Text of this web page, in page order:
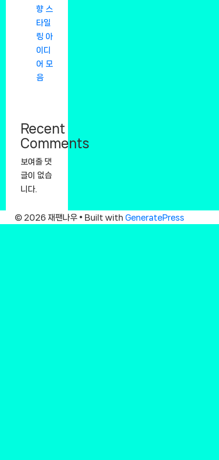
향 스
타일
링 아
이디
어 모
음
Recent
Comments
보여줄 댓
글이 없습
니다.
© 2026 재팬나우 • Built with GeneratePress